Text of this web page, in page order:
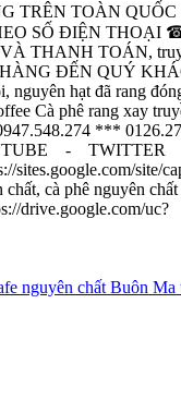
TRÊN TOÀN QUỐC
SỐ ĐIỆN THOẠI ☎
THANH TOÁN,
HÀNG ĐẾN QUÝ
hạt đã rang
Cà phê rang xay
***
- TWITTER
site/
cà phê nguyên
drive.google.com/uc?
nguyên chất Buôn Ma